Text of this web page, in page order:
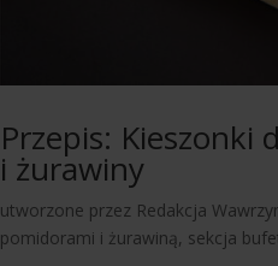
Przepis: Kieszonki
i żurawiny
utworzone przez Redakcja
pomidorami i żurawiną, sekcja